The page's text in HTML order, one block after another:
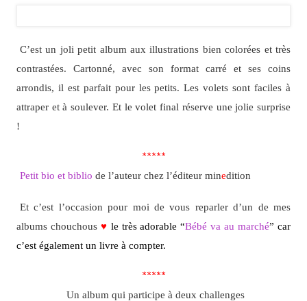
C’est un joli petit album aux illustrations bien colorées et très
contrastées. Cartonné, avec son format carré et ses coins
arrondis, il est parfait pour les petits. Les volets sont faciles à
attraper et à soulever. Et le volet final réserve une jolie surprise
!
*****
Petit bio et biblio de l’auteur chez l’éditeur minedition
Et c’est l’occasion pour moi de vous reparler d’un de mes
albums chouchous ♥ le très adorable “Bébé va au marché” car
c’est également un livre à compter.
*****
Un album qui participe à deux challenges